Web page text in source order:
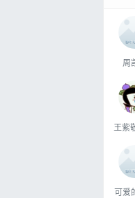
周
王紫
可爱